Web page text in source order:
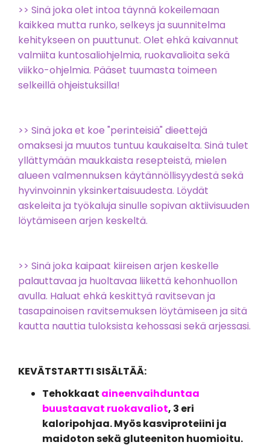
>> Sinä joka olet intoa täynnä kokeilemaan
kaikkea mutta runko, selkeys ja suunnitelma
kehitykseen on puuttunut. Olet ehkä kaivannut
valmiita kuntosaliohjelmia, ruokavalioita sekä
viikko-ohjelmia. Pääset tuumasta toimeen
selkeillä ohjeistuksilla!
>> Sinä joka et koe "perinteisiä" dieettejä
omaksesi ja muutos tuntuu kaukaiselta. Sinä tulet
yllättymään maukkaista resepteistä, mielen
alueen valmennuksen käytännöllisyydestä sekä
hyvinvoinnin yksinkertaisuudesta. Löydät
askeleita ja työkaluja sinulle sopivan aktiivisuuden
löytämiseen arjen keskeltä.
>> Sinä joka kaipaat kiireisen arjen keskelle
palauttavaa ja huoltavaa liikettä kehonhuollon
avulla. Haluat ehkä keskittyä ravitsevan ja
tasapainoisen ravitsemuksen löytämiseen ja sitä
kautta nauttia tuloksista kehossasi sekä arjessasi.
KEVÄTSTARTTI SISÄLTÄÄ:
Tehokkaat aineenvaihduntaa
buustaavat ruokavaliot, 3 eri
kaloripohjaa. Myös kasviproteiini ja
maidoton sekä gluteeniton huomioitu.